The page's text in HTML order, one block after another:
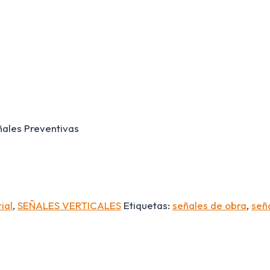
Preventivas
, SEÑALES VERTICALES Etiquetas: señales de obra,